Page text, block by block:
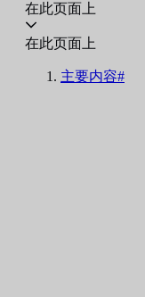
在此页面上
在此页面上
主要内容#